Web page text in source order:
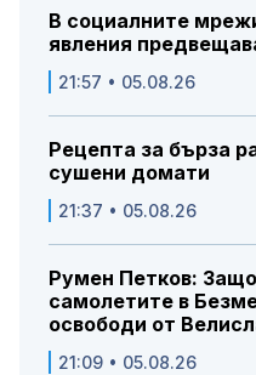
В социалните
явления
21:57 • 05.08.26
Рецепта за бърза
сушени домати
21:37 • 05.08.26
Румен Петков:
самолетите в
освободи от
21:09 • 05.08.26